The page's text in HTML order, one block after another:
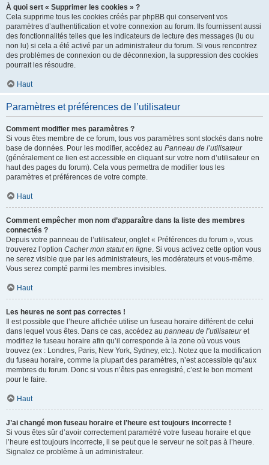
À quoi sert « Supprimer les cookies » ?
Cela supprime tous les cookies créés par phpBB qui conservent vos
paramètres d’authentification et votre connexion au forum. Ils fournissent aussi
des fonctionnalités telles que les indicateurs de lecture des messages (lu ou
non lu) si cela a été activé par un administrateur du forum. Si vous rencontrez
des problèmes de connexion ou de déconnexion, la suppression des cookies
pourrait les résoudre.
Haut
Paramètres et préférences de l’utilisateur
Comment modifier mes paramètres ?
Si vous êtes membre de ce forum, tous vos paramètres sont stockés dans notre
base de données. Pour les modifier, accédez au Panneau de l’utilisateur
(généralement ce lien est accessible en cliquant sur votre nom d’utilisateur en
haut des pages du forum). Cela vous permettra de modifier tous les
paramètres et préférences de votre compte.
Haut
Comment empêcher mon nom d’apparaître dans la liste des membres
connectés ?
Depuis votre panneau de l’utilisateur, onglet « Préférences du forum », vous
trouverez l’option Cacher mon statut en ligne. Si vous activez cette option vous
ne serez visible que par les administrateurs, les modérateurs et vous-même.
Vous serez compté parmi les membres invisibles.
Haut
Les heures ne sont pas correctes !
Il est possible que l’heure affichée utilise un fuseau horaire différent de celui
dans lequel vous êtes. Dans ce cas, accédez au panneau de l’utilisateuret
modifiez le fuseau horaire afin qu’il corresponde à la zone où vous vous
trouvez (ex : Londres, Paris, New York, Sydney, etc.). Notez que la modification
du fuseau horaire, comme la plupart des paramètres, n’est accessible qu’aux
membres du forum. Donc si vous n’êtes pas enregistré, c’est le bon moment
pour le faire.
Haut
J’ai changé mon fuseau horaire et l’heure est toujours incorrecte !
Si vous êtes sûr d’avoir correctement paramétré votre fuseau horaire et que
l’heure est toujours incorrecte, il se peut que le serveur ne soit pas à l’heure.
Signalez ce problème à un administrateur.